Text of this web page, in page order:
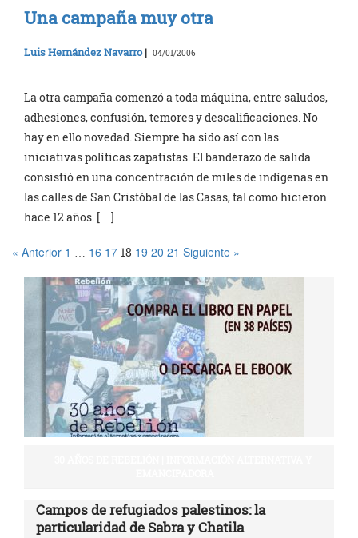
Una campaña muy otra
Luis Hernández Navarro| 04/01/2006
La otra campaña comenzó a toda máquina, entre saludos,
adhesiones, confusión, temores y descalificaciones. No
hay en ello novedad. Siempre ha sido así con las
iniciativas políticas zapatistas. El banderazo de salida
consistió en una concentración de miles de indígenas en
las calles de San Cristóbal de las Casas, tal como hicieron
hace 12 años. […]
« Anterior 1 16 17 18 19 20 21 Siguiente »
Campos de refugiados palestinos: la
particularidad de Sabra y Chatila